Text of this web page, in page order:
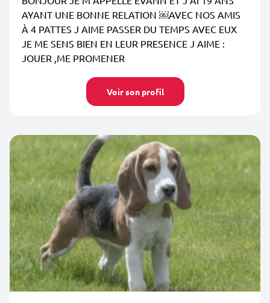
AYANT UNE BONNE RELATION ￼AVEC NOS AMIS
À 4 PATTES J AIME PASSER DU TEMPS AVEC EUX
JE ME SENS BIEN EN LEUR PRESENCE J AIME :
JOUER ,ME PROMENER
Voir son profil